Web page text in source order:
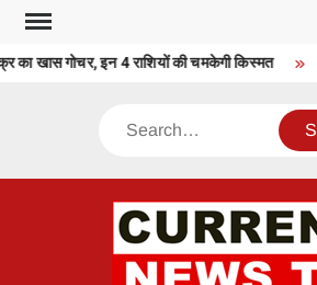
Skip
content
का खास गोचर, इन 4 राशियों की चमकेगी किस्मत
Search